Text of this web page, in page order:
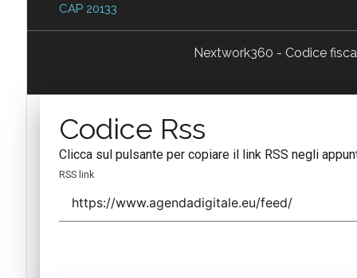
CAP 20133
Nextwork360 - Codice
Codice Rss
Clicca sul pulsante per copiare il link RSS negli
RSS link